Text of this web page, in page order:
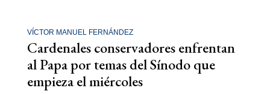
VÍCTOR MANUEL FERNÁNDEZ
Cardenales conservadores enfrentan
al Papa por temas del Sínodo que
empieza el miércoles